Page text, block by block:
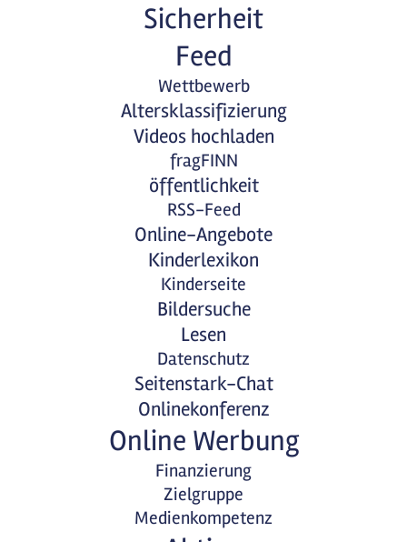
Sicherheit
Feed
Wettbewerb
Altersklassifizierung
Videos hochladen
fragFINN
öffentlichkeit
RSS-Feed
Online-Angebote
Kinderlexikon
Kinderseite
Bildersuche
Lesen
Datenschutz
Seitenstark-Chat
Onlinekonferenz
Online Werbung
Finanzierung
Zielgruppe
Medienkompetenz